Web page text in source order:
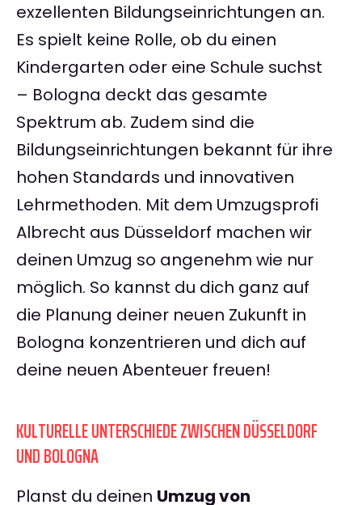
exzellenten Bildungseinrichtungen an.
Es spielt keine Rolle, ob du einen
Kindergarten oder eine Schule suchst
– Bologna deckt das gesamte
Spektrum ab. Zudem sind die
Bildungseinrichtungen bekannt für ihre
hohen Standards und innovativen
Lehrmethoden. Mit dem Umzugsprofi
Albrecht aus Düsseldorf machen wir
deinen Umzug so angenehm wie nur
möglich. So kannst du dich ganz auf
die Planung deiner neuen Zukunft in
Bologna konzentrieren und dich auf
deine neuen Abenteuer freuen!
KULTURELLE UNTERSCHIEDE ZWISCHEN DÜSSELDORF
UND BOLOGNA
Planst du deinen Umzug von